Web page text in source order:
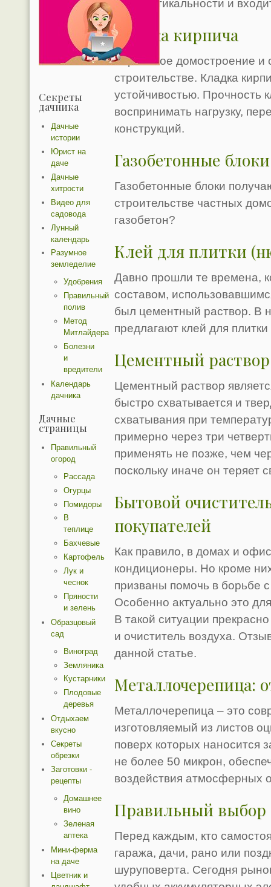
или вертикальности и
Кладка кирпича
Кирпичное домостроение и
строительстве. Кладка
устойчивостью. Прочность
воспринимать нагрузку,
конструкций.
Газобетонные блоки
Газобетонные блоки
строительстве частных
газобетон?
Клей для плитки
Давно прошли те времена,
составом,
был цементный раствор. В
предлагают клей для
Цементный
Цементный раствор
быстро схватывается и
схватывания при
примерно через три
применять не позже, чем
поскольку иначе он теряет
Бытовой
покупателей
Как правило, в домах и
кондиционеры. Но кроме
призваны помочь в борьбе
Особенно актуально это
В такой ситуации
и очиститель воздуха.
данной статье.
Металлочерепица:
Металлочерепица – это
изготовляемый из листов
поверх которых наносится
не более 50 микрон,
воздействия атмосферных
Правильный выбор
Перед каждым, кто
гаража, дачи, рано или
шуруповерта. Сегодня
Секреты
дачника
Дачные
истории
Юрист на
даче
Дачные
хитрости
Видео для
садовода
Лунный
календарь
Разумное
земледелие
Удобрения
Правильный
полив
Метод
Митлайдера
Болезни
и
вредители
Календарь
дачника
Дачные
страницы
Правильный
огород
Рассада
Огурцы
Помидоры
В
теплице
Бахчевые
Картофель
Лук и
чеснок
Пряности
и зелень
Образцовый
сад
Виноград
Земляника
Кустарники
Плодовые
деревья
Отдыхаем
вкусно
Секреты
обрезки
Заготовки -
рецепты
Домашнее
вино
Зеленая
аптека
Мини-ферма
на даче
Цветник и